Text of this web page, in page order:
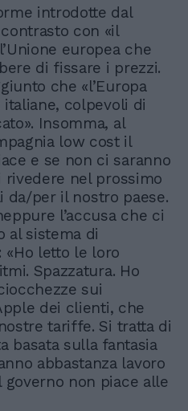
introdotte dal
con «il
europea che
di fissare i prezzi.
che «l’Europa
colpevoli di
Insomma, al
low cost il
e se non ci saranno
nel prossimo
da/per il nostro paese.
l’accusa che ci
al sistema di
letto le loro
Spazzatura. Ho
sui
dei clienti, che
tariffe. Si tratta di
basata sulla fantasia
abbastanza lavoro
governo non piace alle